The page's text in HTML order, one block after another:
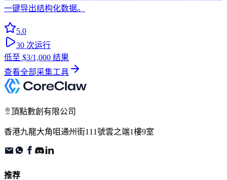
一键导出结构化数据。
5.0
30 次运行
低至 $3/1,000 结果
查看全部采集工具
頂點數創有限公司
香港九龍大角咀通州街111號雲之端1樓9室
推荐